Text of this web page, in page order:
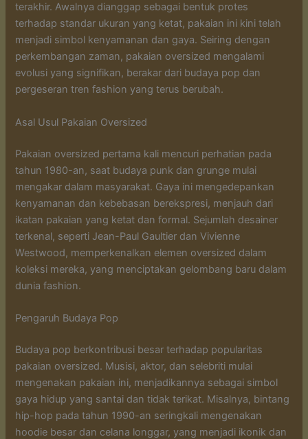
terakhir. Awalnya dianggap sebagai bentuk protes
terhadap standar ukuran yang ketat, pakaian ini kini telah
menjadi simbol kenyamanan dan gaya. Seiring dengan
perkembangan zaman, pakaian oversized mengalami
evolusi yang signifikan, berakar dari budaya pop dan
pergeseran tren fashion yang terus berubah.
Asal Usul Pakaian Oversized
Pakaian oversized pertama kali mencuri perhatian pada
tahun 1980-an, saat budaya punk dan grunge mulai
mengakar dalam masyarakat. Gaya ini mengedepankan
kenyamanan dan kebebasan berekspresi, menjauh dari
ikatan pakaian yang ketat dan formal. Sejumlah desainer
terkenal, seperti Jean-Paul Gaultier dan Vivienne
Westwood, memperkenalkan elemen oversized dalam
koleksi mereka, yang menciptakan gelombang baru dalam
dunia fashion.
Pengaruh Budaya Pop
Budaya pop berkontribusi besar terhadap popularitas
pakaian oversized. Musisi, aktor, dan selebriti mulai
mengenakan pakaian ini, menjadikannya sebagai simbol
gaya hidup yang santai dan tidak terikat. Misalnya, bintang
hip-hop pada tahun 1990-an seringkali mengenakan
hoodie besar dan celana longgar, yang menjadi ikonik dan